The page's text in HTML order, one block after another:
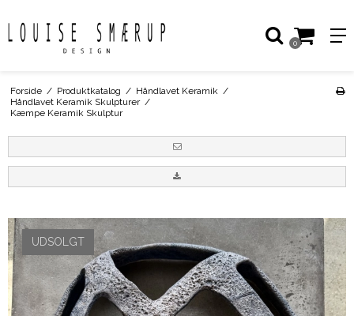
0
Forside / Produktkatalog / Håndlavet Keramik /
Håndlavet Keramik Skulpturer /
Kæmpe Keramik Skulptur
UDSOLGT